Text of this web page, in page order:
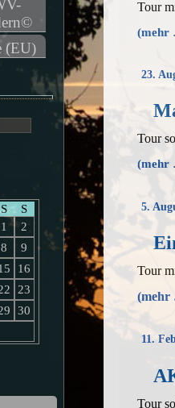
Tour
(mehr
23.
Tour
(mehr
5.
Tour
11.
Tour
(EU)
S
S
1
2
8
9
16
23
30